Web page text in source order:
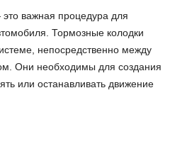
важная процедура для
Тормозные колодки
непосредственно между
Они необходимы для создания
или останавливать движение
тормозных колодок: